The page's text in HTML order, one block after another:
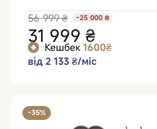
56 999 ₴
-25 000 ₴
31 999 ₴
Кешбек 1600₴
від 2 133 ₴/міс
-35%